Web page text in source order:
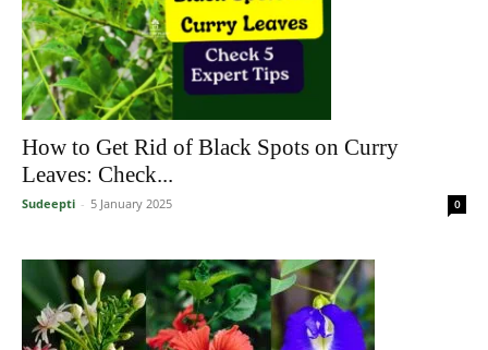
How to Get Rid of Black Spots on Curry
Leaves: Check...
Sudeepti - 5 January 2025 0